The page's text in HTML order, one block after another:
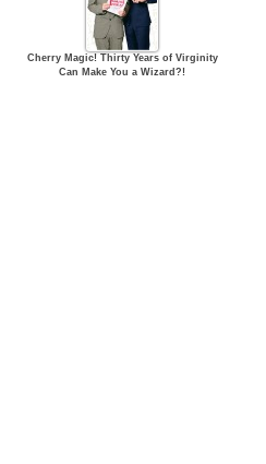
Cherry Magic! Thirty Years of Virginity
Can Make You a Wizard?!